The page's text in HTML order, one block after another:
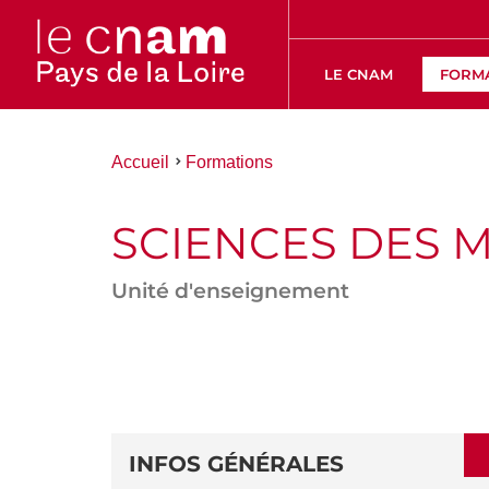
LE CNAM
Vous
Accueil Formations
SCIENCES DES
Unité d'enseignement
DE
DÉTAILS
INFOS GÉNÉRALES